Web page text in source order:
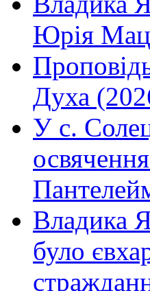
Юрія
Духа
У с.
Владика
було